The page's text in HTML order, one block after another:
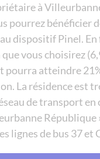
à
pourrez bénéficier
dispositif Pinel.
vous choisirez
pourra atteindre
La résidence est
de transport en
République
lignes de bus 37 et